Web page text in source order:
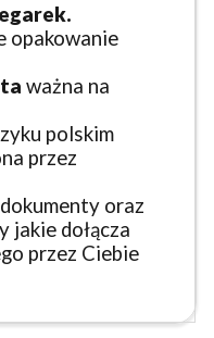
opakowanie
ważna na
polskim
przez
oraz
dołącza
przez Ciebie